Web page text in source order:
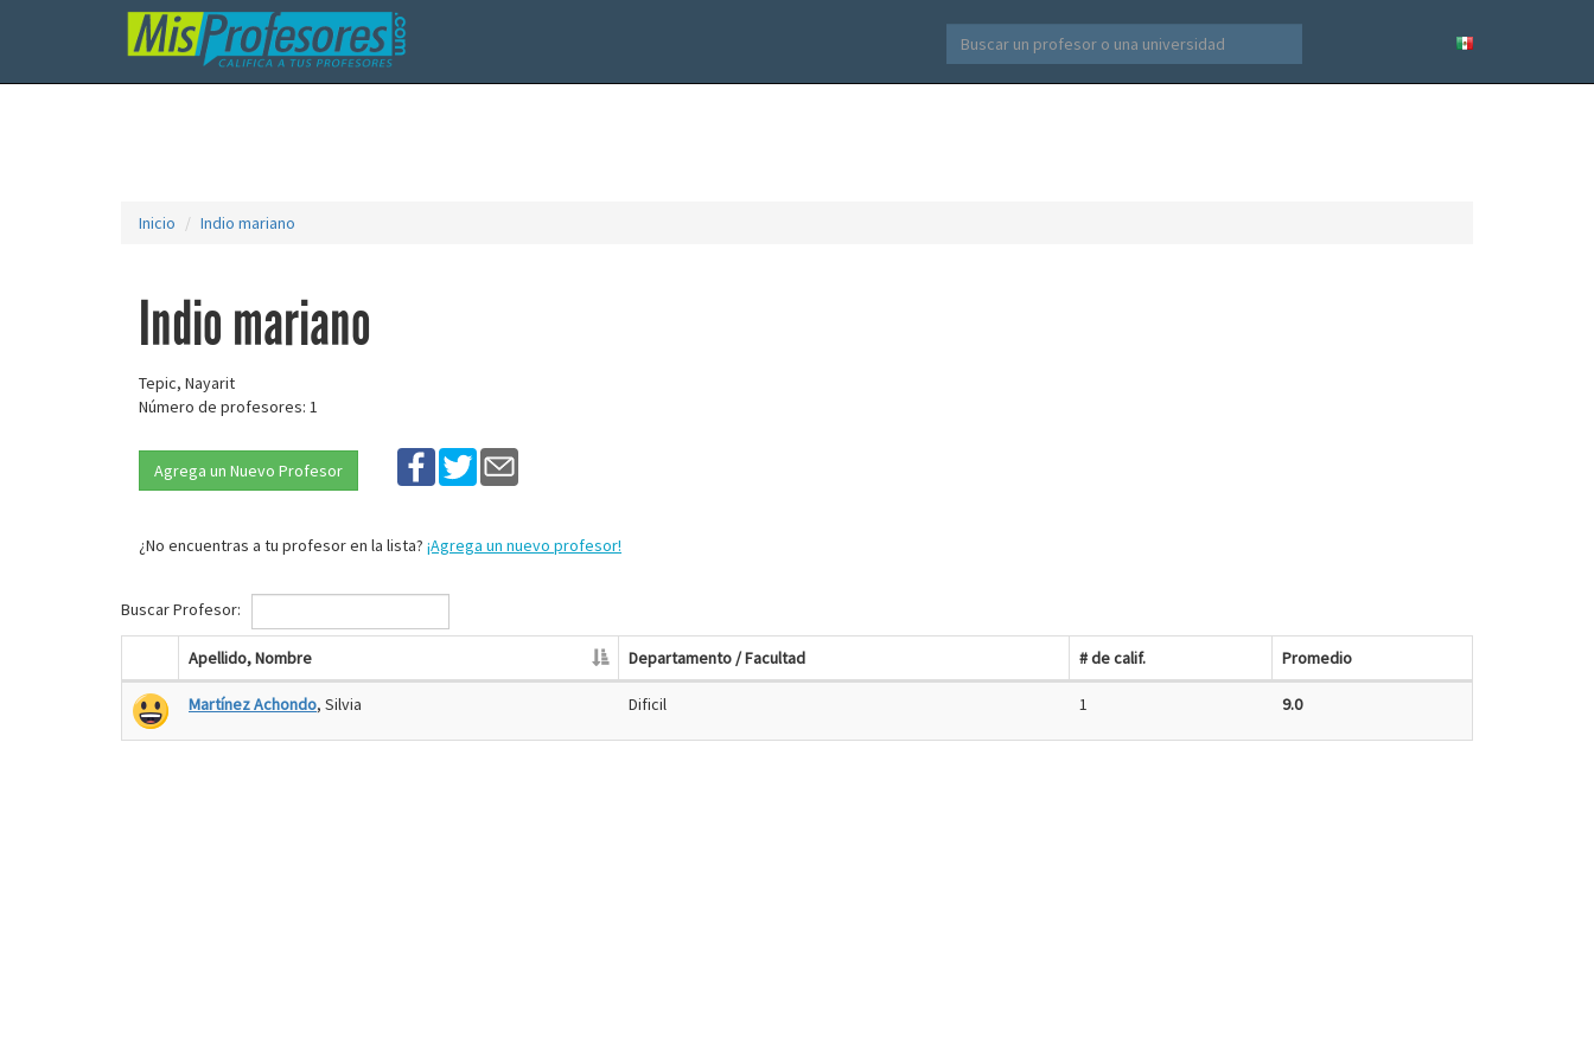
Inicio Indio mariano
Indio mariano
Tepic, Nayarit
Número de profesores: 1
Agrega un Nuevo Profesor
¿No encuentras a tu profesor en la lista? ¡Agrega un nuevo profesor!
Buscar Profesor:
Apellido, Nombre Departamento / Facultad # de calif. Promedio
Martínez Achondo, Silvia Dificil 1 9.0